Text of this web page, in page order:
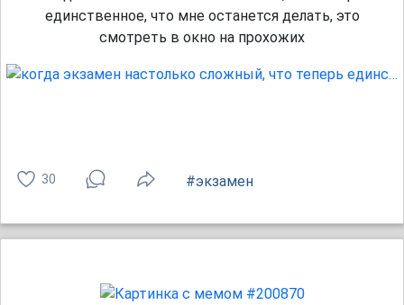
единственное, что мне останется делать, это
смотреть в окно на прохожих
30 #экзамен